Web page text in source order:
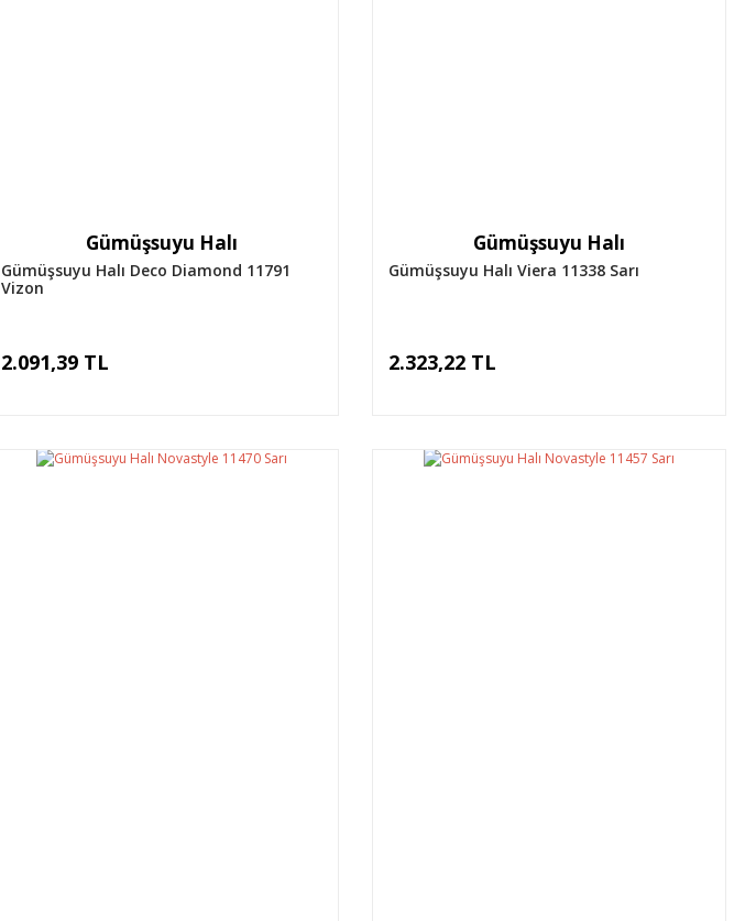
Gümüşsuyu Halı
Gümüşsuyu Halı Deco Diamond 11791
Vizon
2.091,39 TL
Gümüşsuyu Halı
Gümüşsuyu Halı Viera 11338 Sarı
2.323,22 TL